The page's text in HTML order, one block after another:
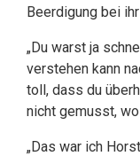
Beerdigung bei
„Du warst ja
verstehen kann
toll, dass du
nicht gemusst,
„Das war ich